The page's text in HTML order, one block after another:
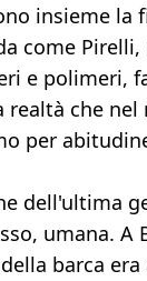
insieme la
come
e polimeri,
realtà che nel
per
dell'ultima
umana. A
barca